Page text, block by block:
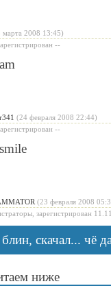
марта 2008 13:45)
--
(24 февраля 2008 22:44)
--
(23 февраля 2008
зарегистрирован
блин, скачал... чё
ниже